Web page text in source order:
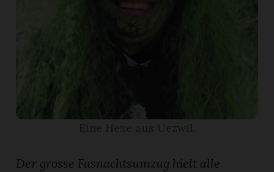
Der grosse Fasnachtsumzug hielt alle